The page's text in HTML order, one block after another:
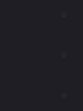
☆
☆
☆